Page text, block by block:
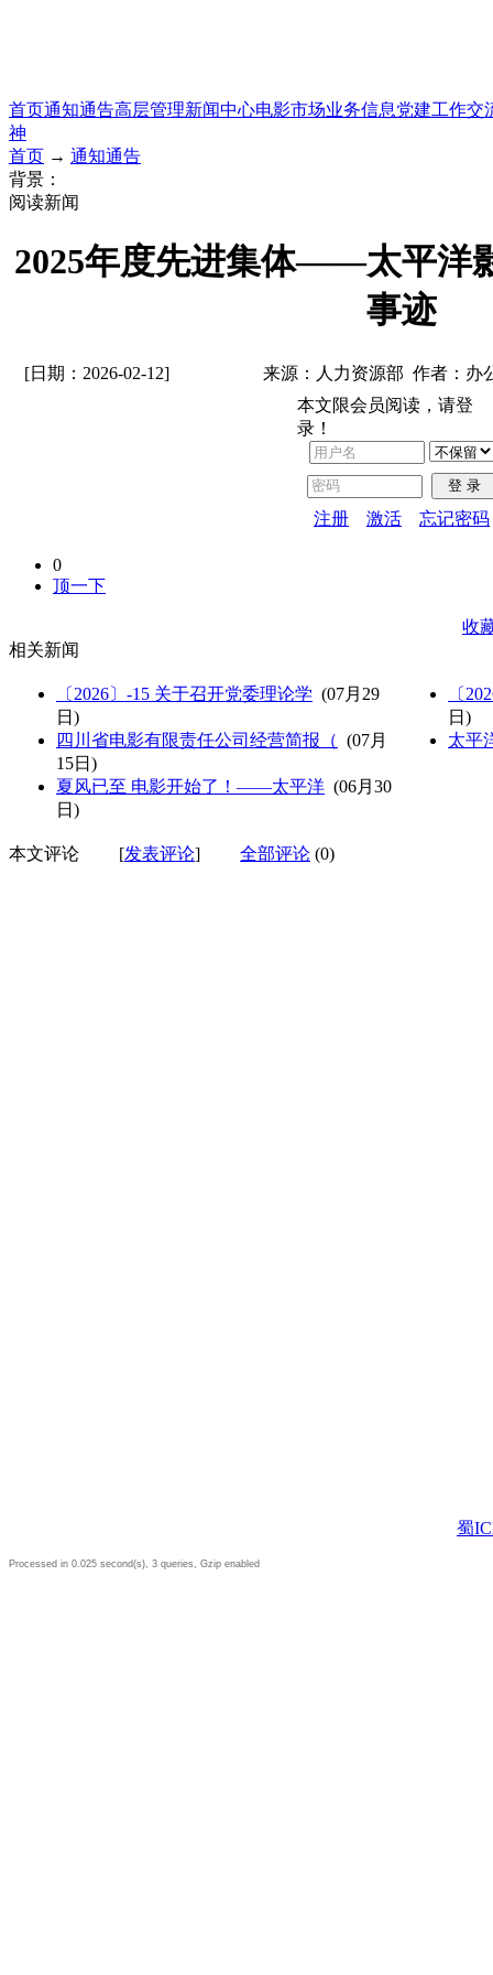
首页通知通告高层管理新闻中心电影市场业务信息党建工作交
神
首页 → 通知通告
背景：
阅读新闻
2025年度先进集体——太平洋
事迹
[日期：2026-02-12]
来源：人力资源部 作者：办
本文限会员阅读，请登
录！
登 录
注册 激活 忘记密码
0
顶一下
收
相关新闻
〔2026〕-15 关于召开党委理论学 (07月29
日)
四川省电影有限责任公司经营简报（ (07月
15日)
夏风已至 电影开始了！——太平洋 (06月30
日)
〔
日)
太平
本文评论 [发表评论] 全部评论 (0)
蜀
Processed in 0.025 second(s), 3 queries, Gzip enabled